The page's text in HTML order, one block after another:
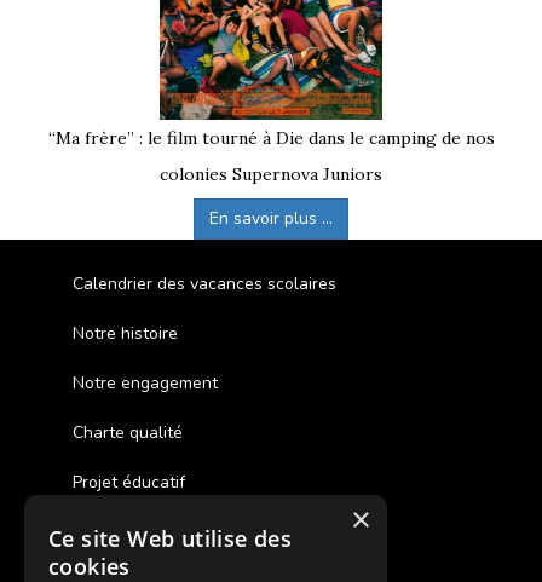
“Ma frère” : le film tourné à Die dans le camping de nos
colonies Supernova Juniors
En savoir plus ...
Calendrier des vacances scolaires
Notre histoire
Notre engagement
Charte qualité
Projet éducatif
Des colonies de vacances inclusives
×
Ce site Web utilise des
cookies